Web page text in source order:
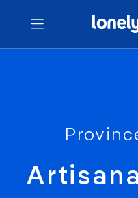
Menu